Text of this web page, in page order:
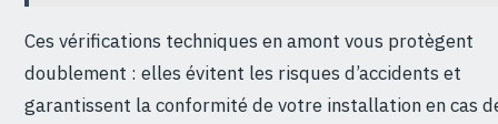
Ces vérifications techniques en amont vous protègent
doublement : elles évitent les risques d’accidents et
garantissent la conformité de votre installation en cas